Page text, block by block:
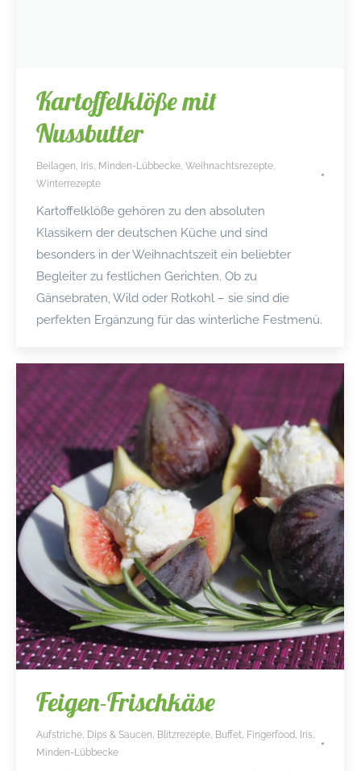
Kartoffelklöße mit
Nussbutter
Beilagen, Iris, Minden-Lübbecke, Weihnachtsrezepte,
Winterrezepte
Kartoffelklöße gehören zu den absoluten
Klassikern der deutschen Küche und sind
besonders in der Weihnachtszeit ein beliebter
Begleiter zu festlichen Gerichten. Ob zu
Gänsebraten, Wild oder Rotkohl – sie sind die
perfekten Ergänzung für das winterliche Festmenü.
Feigen-Frischkäse
Aufstriche, Dips & Saucen, Blitzrezepte, Buffet, Fingerfood, Iris,
Minden-Lübbecke